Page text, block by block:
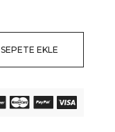
SEPETE EKLE